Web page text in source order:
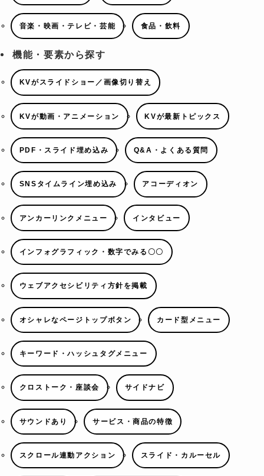
音楽・映画・テレビ・芸能 食品・飲料
機能・要素から探す
KVがスライドショー／画像切り替え
KVが動画・アニメーション KVが最新トピックス
PDF・スライド埋め込み Q&A・よくある質問
SNSタイムライン埋め込み アコーディオン
アンカーリンクメニュー インタビュー
インフォグラフィック・数字でみる〇〇
ウェブアクセシビリティ方針を掲載
オシャレなページトップボタン カード型メニュー
キーワード・ハッシュタグメニュー
クロストーク・座談会 サイドナビ
サウンドあり サービス・商品の特徴
スクロール連動アクション スライド・カルーセル